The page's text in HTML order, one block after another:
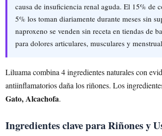
causa de insuficiencia renal aguda. El 15% de
5% los toman diariamente durante meses sin
naproxeno se venden sin receta en tiendas de
para dolores articulares, musculares y
Liluama combina 4 ingredientes naturales con
antiinflamatorios daña los riñones. Los
Gato, Alcachofa.
Ingredientes clave para Riñones y